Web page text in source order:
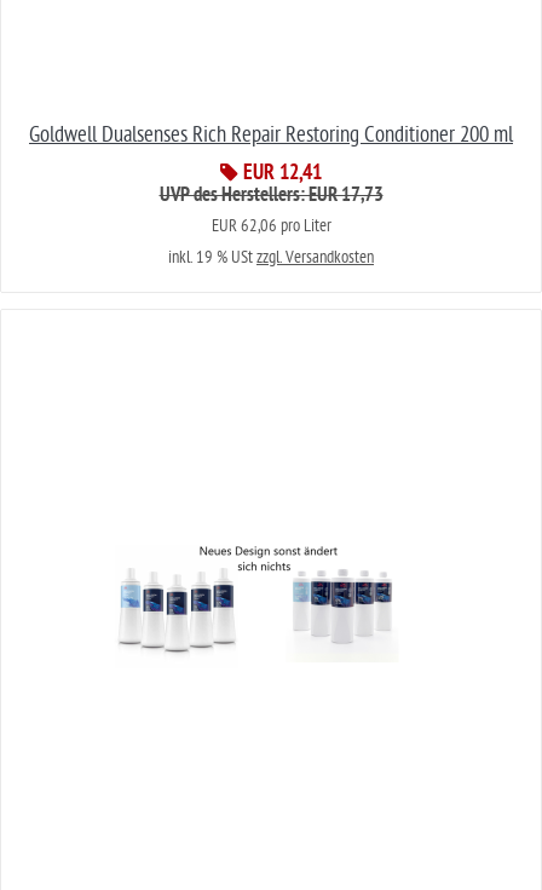
Goldwell Dualsenses Rich Repair Restoring Conditioner 200 ml
EUR 12,41
UVP des Herstellers: EUR 17,73
EUR 62,06 pro Liter
inkl. 19 % UStzzgl. Versandkosten